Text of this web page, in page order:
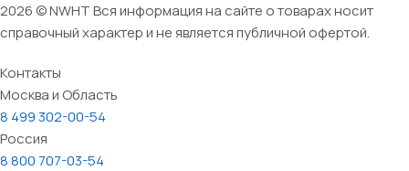
2026 © NWHT Вся информация на сайте о товарах носит
справочный характер и не является публичной офертой.
Контакты
Москва и Область
8 499 302-00-54
Россия
8 800 707-03-54